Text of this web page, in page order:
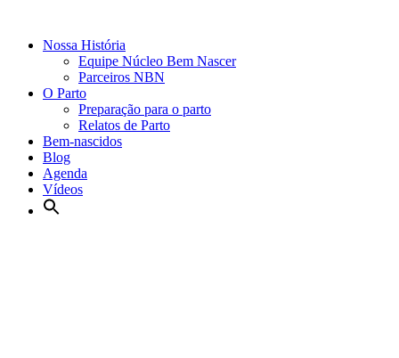
Nossa História
Equipe Núcleo Bem Nascer
Parceiros NBN
O Parto
Preparação para o parto
Relatos de Parto
Bem-nascidos
Blog
Agenda
Vídeos